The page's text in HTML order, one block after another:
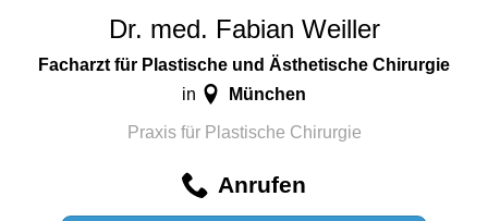
Dr. med. Fabian Weiller
Facharzt für Plastische und Ästhetische Chirurgie
in München
Praxis für Plastische Chirurgie
Anrufen